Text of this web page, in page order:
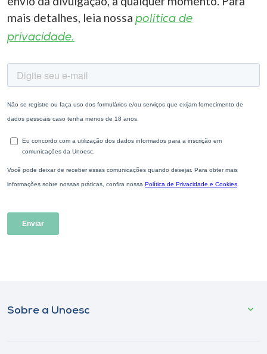
mais detalhes, leia nossa política de
privacidade.
Sobre a Unoesc